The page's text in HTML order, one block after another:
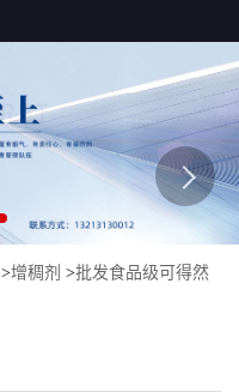
>增稠剂 >批发食品级可得然